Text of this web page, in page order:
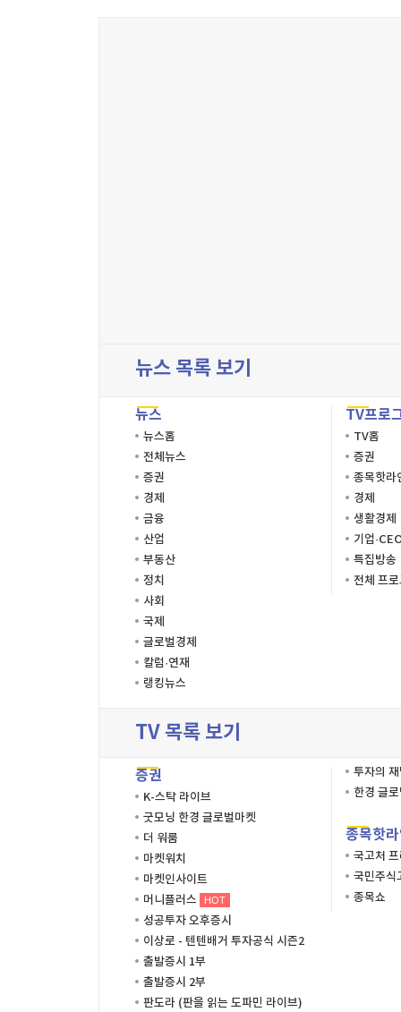
뉴스 목록 보기
뉴스
뉴스홈
전체뉴스
증권
경제
금융
산업
부동산
정치
사회
국제
글로벌경제
칼럼·연재
랭킹뉴스
TV프로
TV홈
증권
종목핫라
경제
생활경제
기업
특집방송
전체 프
TV 목록 보기
증권
K-스탁 라이브
굿모닝 한경 글로벌마켓
더 워룸
마켓워치
마켓인사이트
머니플러스
HOT
성공투자 오후증시
이상로 - 텐텐배거 투자공식 시즌2
출발증시 1부
출발증시 2부
판도라 (판을 읽는 도파민 라이브)
투자의
한경 글
종목핫
국고처
국민주식
종목쇼